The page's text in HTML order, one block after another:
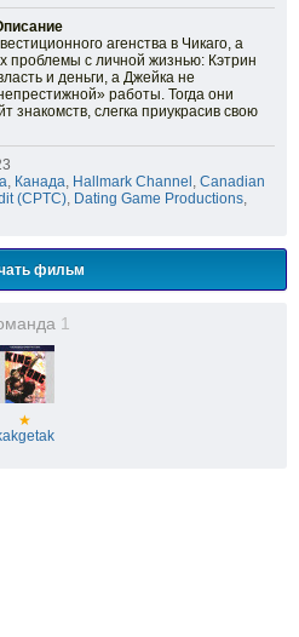
агенства в Чикаго, а
проблемы с личной жизнью: Кэтрин
и деньги, а Джейка не
работы. Тогда они
слегка приукрасив свою
, Канада, Hallmark Channel , Canadian
(CPTC), Dating Game Productions,
фильм
1
★